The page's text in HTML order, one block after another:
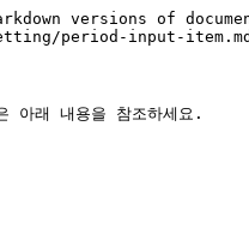
versions of
period-input-
래 내용을 참조하세요.